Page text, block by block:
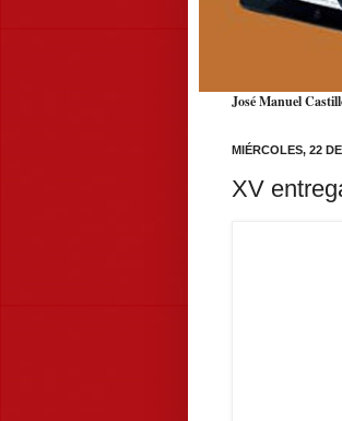
José Manuel
MIÉRCOLES, 22
XV